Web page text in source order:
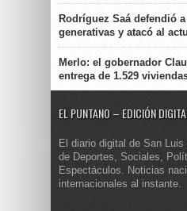
Rodríguez Saá defendió
generativas y atacó al
Merlo: el gobernador
entrega de 1.529
EL PUNTANO – EDICIÓN
El diario digital de San
de Deportes, Sociales,
Espectáculos. Noticias
internacionales al instante.